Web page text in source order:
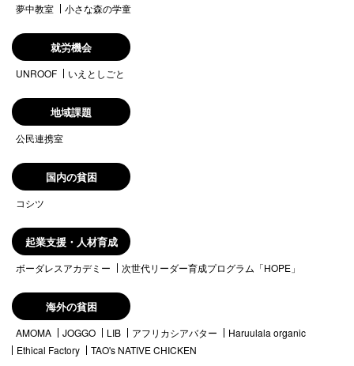
夢中教室 小さな森の学童
就労機会
UNROOF いえとしごと
地域課題
公民連携室
国内の貧困
コシツ
起業支援・人材育成
ボーダレスアカデミー 次世代リーダー育成プログラム「HOPE」
海外の貧困
AMOMA JOGGO LIB アフリカシアバター
Haruulala organic
Ethical Factory
TAO's NATIVE CHICKEN